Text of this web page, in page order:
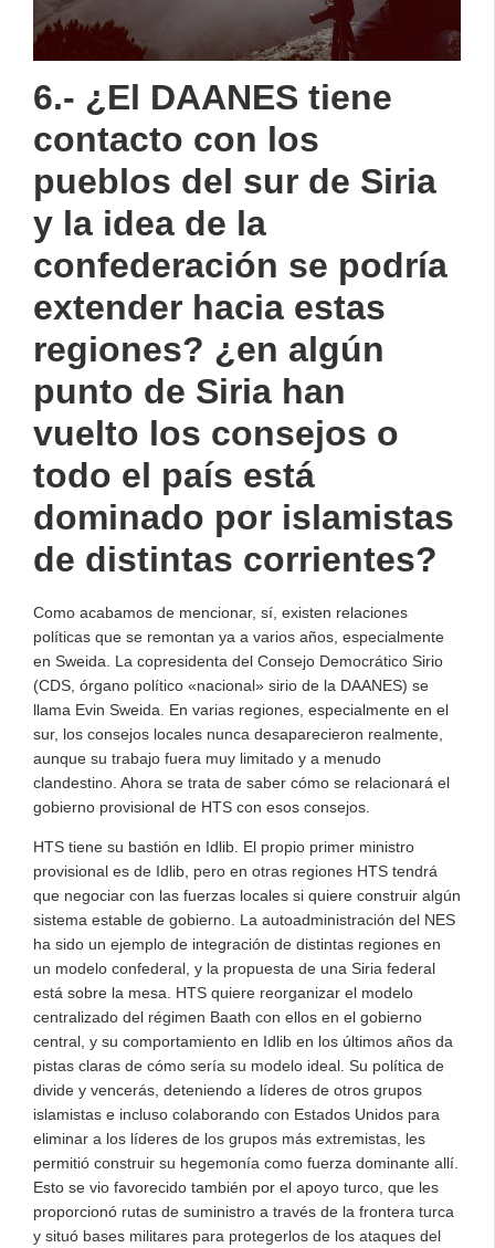
6.- ¿El DAANES tiene
contacto con los
pueblos del sur de Siria
y la idea de la
confederación se podría
extender hacia estas
regiones? ¿en algún
punto de Siria han
vuelto los consejos o
todo el país está
dominado por islamistas
de distintas corrientes?
Como acabamos de mencionar, sí, existen relaciones
políticas que se remontan ya a varios años, especialmente
en Sweida. La copresidenta del Consejo Democrático Sirio
(CDS, órgano político «nacional» sirio de la DAANES) se
llama Evin Sweida. En varias regiones, especialmente en el
sur, los consejos locales nunca desaparecieron realmente,
aunque su trabajo fuera muy limitado y a menudo
clandestino. Ahora se trata de saber cómo se relacionará el
gobierno provisional de HTS con esos consejos.
HTS tiene su bastión en Idlib. El propio primer ministro
provisional es de Idlib, pero en otras regiones HTS tendrá
que negociar con las fuerzas locales si quiere construir algún
sistema estable de gobierno. La autoadministración del NES
ha sido un ejemplo de integración de distintas regiones en
un modelo confederal, y la propuesta de una Siria federal
está sobre la mesa. HTS quiere reorganizar el modelo
centralizado del régimen Baath con ellos en el gobierno
central, y su comportamiento en Idlib en los últimos años da
pistas claras de cómo sería su modelo ideal. Su política de
divide y vencerás, deteniendo a líderes de otros grupos
islamistas e incluso colaborando con Estados Unidos para
eliminar a los líderes de los grupos más extremistas, les
permitió construir su hegemonía como fuerza dominante allí.
Esto se vio favorecido también por el apoyo turco, que les
proporcionó rutas de suministro a través de la frontera turca
y situó bases militares para protegerlos de los ataques del